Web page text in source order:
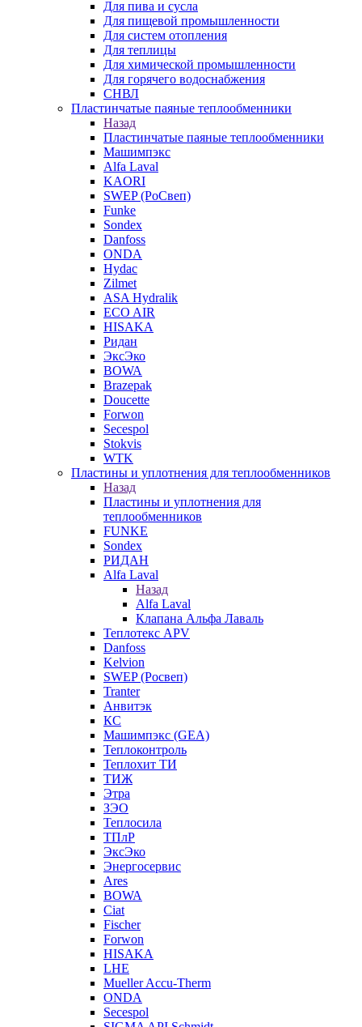
Для пива и сусла
Для пищевой промышленности
Для систем отопления
Для теплицы
Для химической промышленности
Для горячего водоснабжения
СНВЛ
Пластинчатые паяные теплообменники
Назад
Пластинчатые паяные теплообменники
Машимпэкс
Alfa Laval
KAORI
SWEP (РоСвеп)
Funke
Sondex
Danfoss
ONDA
Hydac
Zilmet
ASA Hydralik
ECO AIR
HISAKA
Ридан
ЭксЭко
BOWA
Brazepak
Doucette
Forwon
Secespol
Stokvis
WTK
Пластины и уплотнения для теплообменников
Назад
Пластины и уплотнения для
теплообменников
FUNKE
Sondex
РИДАН
Alfa Laval
Назад
Alfa Laval
Клапана Альфа Лаваль
Теплотекс APV
Danfoss
Kelvion
SWEP (Росвеп)
Tranter
Анвитэк
КС
Машимпэкс (GEA)
Теплоконтроль
Теплохит ТИ
ТИЖ
Этра
ЗЭО
Теплосила
ТПлР
ЭксЭко
Энергосервис
Ares
BOWA
Ciat
Fischer
Forwon
HISAKA
LHE
Mueller Accu-Therm
ONDA
Secespol